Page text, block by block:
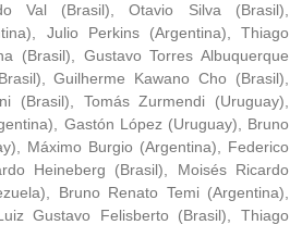
Val (Brasil), Otavio Silva (Brasil),
Julio Perkins (Argentina), Thiago
(Brasil), Gustavo Torres Albuquerque
Guilherme Kawano Cho (Brasil),
(Brasil), Tomás Zurmendi (Uruguay),
Gastón López (Uruguay), Bruno
Máximo Burgio (Argentina), Federico
Heineberg (Brasil), Moisés Ricardo
Bruno Renato Temi (Argentina),
Gustavo Felisberto (Brasil), Thiago